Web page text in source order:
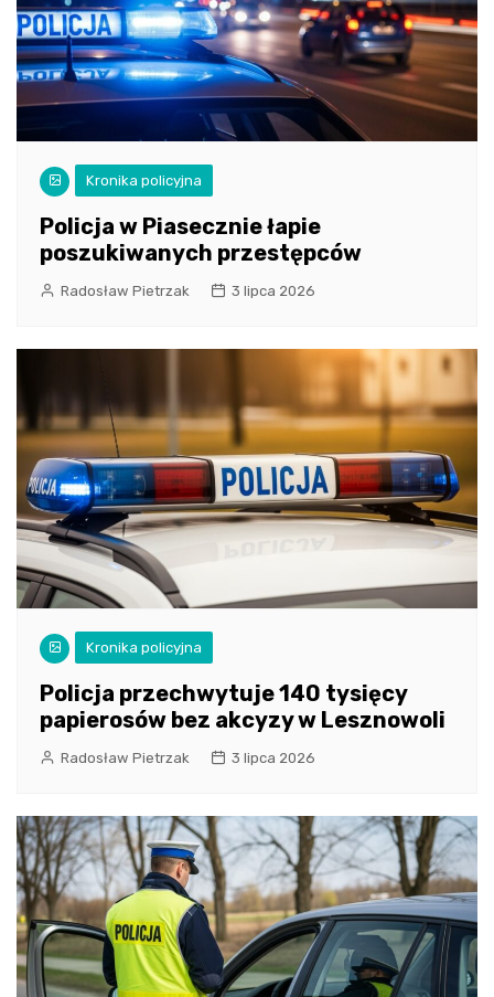
Kronika policyjna
Policja w Piasecznie łapie
poszukiwanych przestępców
Radosław Pietrzak 3 lipca 2026
Kronika policyjna
Policja przechwytuje 140 tysięcy
papierosów bez akcyzy w Lesznowoli
Radosław Pietrzak 3 lipca 2026